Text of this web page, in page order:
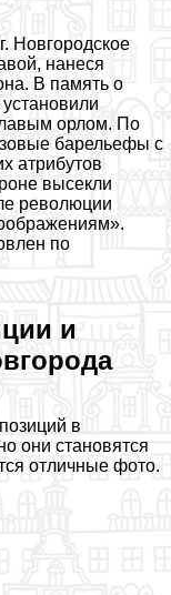
Новгородское
нанеся
В память о
орлом. По
барельефы с
атрибутов
высекли
революции
по
и
в
они становятся
отличные фото.